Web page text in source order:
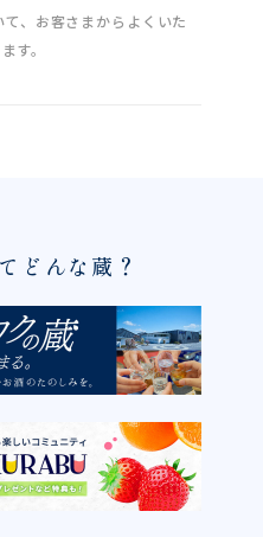
、お客さまからよくいた
す。
どんな蔵？